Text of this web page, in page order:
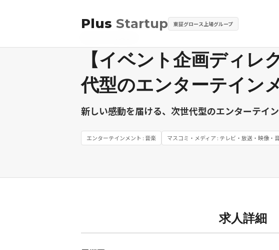
Plus Startup 東証グロース上場グループ
【イベント企画ディレ
代型のエンターテイン
新しい感動を届ける、次世代型のエンターテイ
エンターテインメント : 音楽 マスコミ・メディア : テレビ・放送・映像・
求人詳細